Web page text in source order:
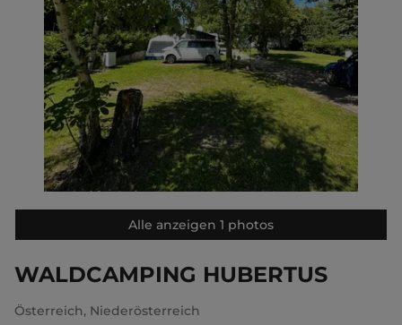
Alle anzeigen 1 photos
WALDCAMPING HUBERTUS
Österreich, Niederösterreich